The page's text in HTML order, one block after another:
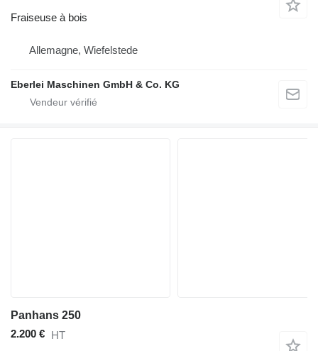
Fraiseuse à bois
Allemagne, Wiefelstede
Eberlei Maschinen GmbH & Co. KG
Panhans 250
2.200 € HT